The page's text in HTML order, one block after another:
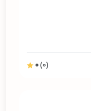
0(0)